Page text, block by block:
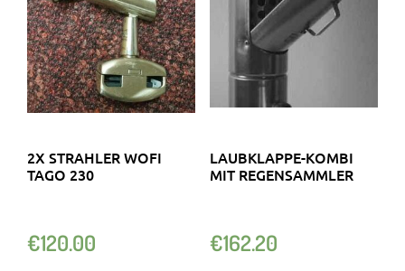
2X STRAHLER WOFI
TAGO 230
€120.00
LAUBKLAPPE-KOMBI
MIT REGENSAMMLER
€162.20